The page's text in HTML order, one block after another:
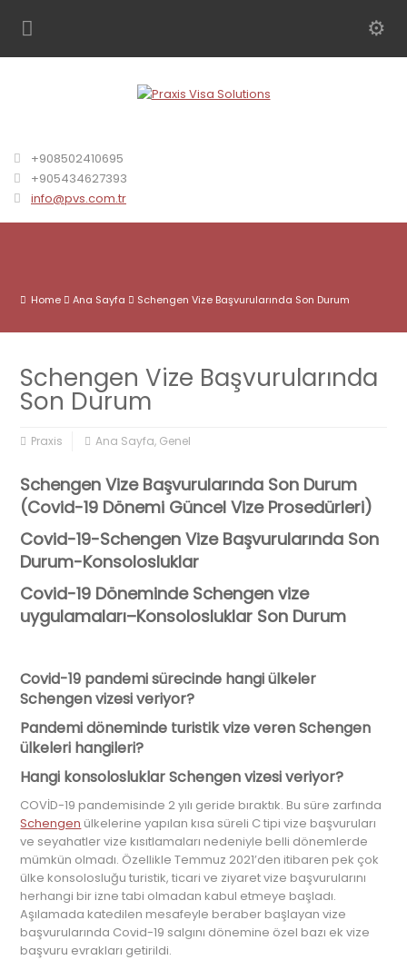
+908502410695
+905434627393
info@pvs.com.tr
Home Ana Sayfa Schengen Vize Başvurularında Son Durum
Schengen Vize Başvurularında
Son Durum
Praxis Ana Sayfa, Genel
Schengen Vize Başvurularında Son Durum
(Covid-19 Dönemi Güncel Vize Prosedürleri)
Covid-19-Schengen Vize Başvurularında Son
Durum-Konsolosluklar
Covid-19 Döneminde Schengen vize
uygulamaları–Konsolosluklar Son Durum
Covid-19 pandemi sürecinde hangi ülkeler
Schengen vizesi veriyor?
Pandemi döneminde turistik vize veren Schengen
ülkeleri hangileri?
Hangi konsolosluklar Schengen vizesi veriyor?
COVİD-19 pandemisinde 2 yılı geride bıraktık. Bu süre zarfında
Schengen ülkelerine yapılan kısa süreli C tipi vize başvuruları
ve seyahatler vize kısıtlamaları nedeniyle belli dönemlerde
mümkün olmadı. Özellikle Temmuz 2021’den itibaren pek çok
ülke konsolosluğu turistik, ticari ve ziyaret vize başvurularını
herhangi bir izne tabi olmadan kabul etmeye başladı.
Aşılamada katedilen mesafeyle beraber başlayan vize
başvurularında Covid-19 salgını dönemine özel bazı ek vize
başvuru evrakları getirildi.